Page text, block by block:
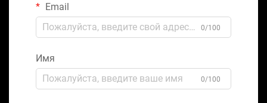
Email
0/100
Имя
0/100